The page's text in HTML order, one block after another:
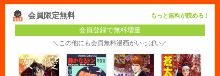
会員限定無料 もっと無料が読める！
会員登録で無料増量
＼この他にも会員無料漫画がいっぱい／